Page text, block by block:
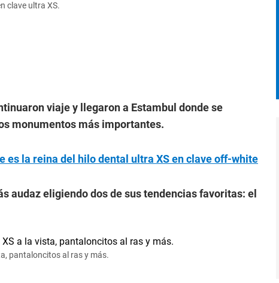
clave ultra XS.
viaje y llegaron a Estambul donde se
monumentos más importantes.
es la reina del hilo dental ultra XS en clave off-white
audaz eligiendo dos de sus tendencias favoritas: el
pantaloncitos al ras y más.